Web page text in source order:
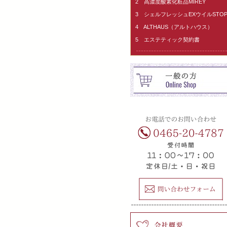
2 高濃度酸素化粧品MIREY
3 シェルフレッシュEXウイルSTOP
4 ALTHAUS（アルトハウス）
5 エステティック契約書